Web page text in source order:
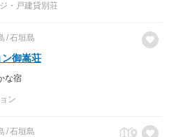
・戸建貸別荘
石垣島
御嵩荘
な宿
ン
石垣島